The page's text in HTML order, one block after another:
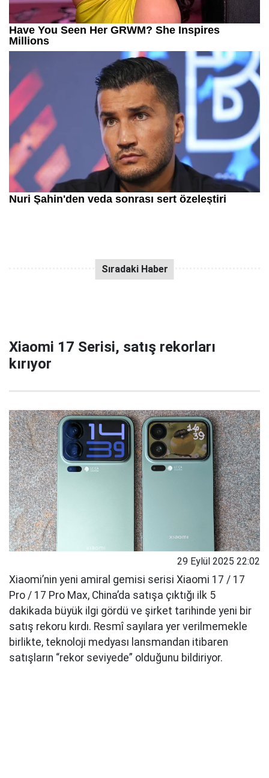
Xiaomi 17 Serisi, satış rekorları
kırıyor
29 Eylül 2025 22:02
Xiaomi’nin yeni amiral gemisi serisi Xiaomi 17 / 17
Pro / 17 Pro Max, China’da satışa çıktığı ilk 5
dakikada büyük ilgi gördü ve şirket tarihinde yeni bir
satış rekoru kırdı. Resmî sayılara yer verilmemekle
birlikte, teknoloji medyası lansmandan itibaren
satışların “rekor seviyede” olduğunu bildiriyor.